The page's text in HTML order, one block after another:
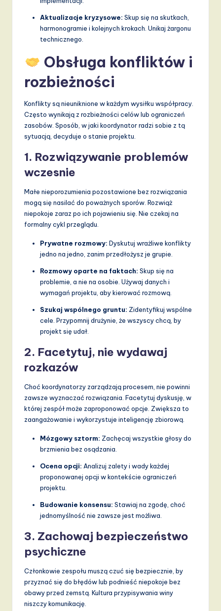
Aktualizacje kryzysowe: Skup się na skutkach,
harmonogramie i kolejnych krokach. Unikaj żargonu
technicznego.
Obsługa konfliktów i
rozbieżności
Konflikty są nieuniknione w każdym wysiłku współpracy.
Często wynikają z rozbieżności celów lub ograniczeń
zasobów. Sposób, w jaki koordynator radzi sobie z tą
sytuacją, decyduje o stanie projektu.
1. Rozwiązywanie problemów
wczesnie
Małe nieporozumienia pozostawione bez rozwiązania
mogą się nasilać do poważnych sporów. Rozwiąż
niepokoje zaraz po ich pojawieniu się. Nie czekaj na
formalny cykl przeglądu.
Prywatne rozmowy: Dyskutuj wrażliwe konflikty
jedno na jedno, zanim przedłożysz je grupie.
Rozmowy oparte na faktach: Skup się na
problemie, a nie na osobie. Używaj danych i
wymagań projektu, aby kierować rozmową.
Szukaj wspólnego gruntu: Zidentyfikuj wspólne
cele. Przypomnij drużynie, że wszyscy chcą, by
projekt się udał.
2. Facetytuj, nie wydawaj
rozkazów
Choć koordynatorzy zarządzają procesem, nie powinni
zawsze wyznaczać rozwiązania. Facetytuj dyskusję, w
której zespół może zaproponować opcje. Zwiększa to
zaangażowanie i wykorzystuje inteligencję zbiorową.
Mózgowy sztorm: Zachęcaj wszystkie głosy do
brzmienia bez osądzania.
Ocena opcji: Analizuj zalety i wady każdej
proponowanej opcji w kontekście ograniczeń
projektu.
Budowanie konsensu: Stawiaj na zgodę, choć
jednomyślność nie zawsze jest możliwa.
3. Zachowaj bezpieczeństwo
psychiczne
Członkowie zespołu muszą czuć się bezpiecznie, by
przyznać się do błędów lub podnieść niepokoje bez
obawy przed zemstą. Kultura przypisywania winy
niszczy komunikację.